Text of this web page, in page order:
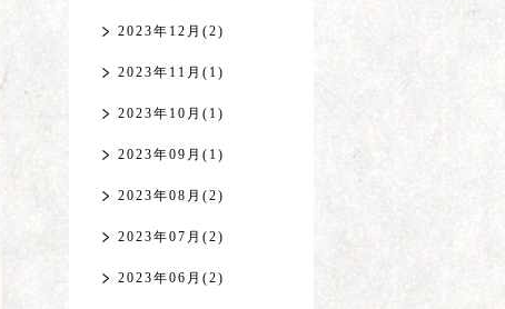
2023年12月(2)
2023年11月(1)
2023年10月(1)
2023年09月(1)
2023年08月(2)
2023年07月(2)
2023年06月(2)